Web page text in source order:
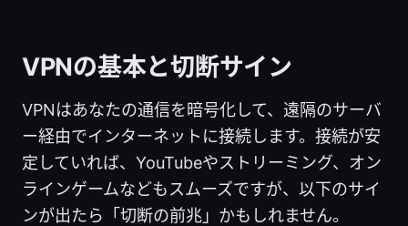
VPNの基本と切断サイン
VPNはあなたの通信を暗号化して、遠隔のサーバ
ー経由でインターネットに接続します。接続が安
定していれば、YouTubeやストリーミング、オン
ラインゲームなどもスムーズですが、以下のサイ
ンが出たら「切断の前兆」かもしれません。